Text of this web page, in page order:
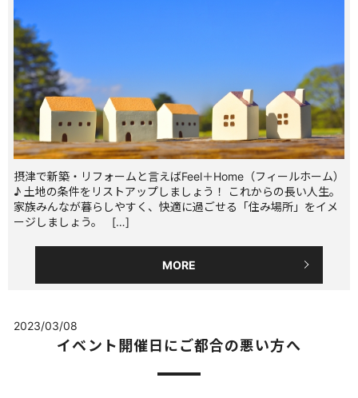
摂津で新築・リフォームと言えばFeel＋Home（フィールホーム）
♪ 土地の条件をリストアップしましょう！ これからの長い人生。
家族みんなが暮らしやすく、快適に過ごせる「住み場所」をイメ
ージしましょう。 […]
MORE
2023/03/08
イベント開催日にご都合の悪い方へ